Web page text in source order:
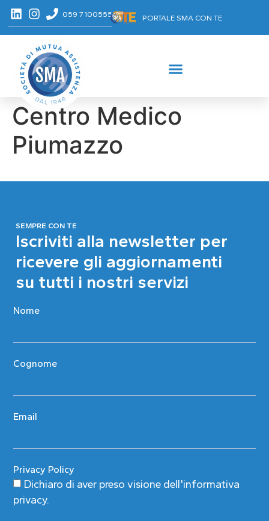
059 7100555 PORTALE SMA CON TE
Centro Medico
Piumazzo
SEMPRE CON TE
Iscriviti alla newsletter per
ricevere gli aggiornamenti
su tutti i nostri servizi
Nome
Cognome
Email
Privacy Policy
Dichiaro di aver preso visione dell'informativa
privacy.